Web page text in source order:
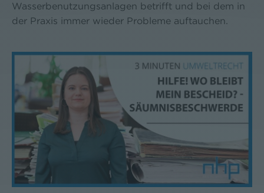
Wasserbenutzungsanlagen betrifft und bei dem in
der Praxis immer wieder Probleme auftauchen.